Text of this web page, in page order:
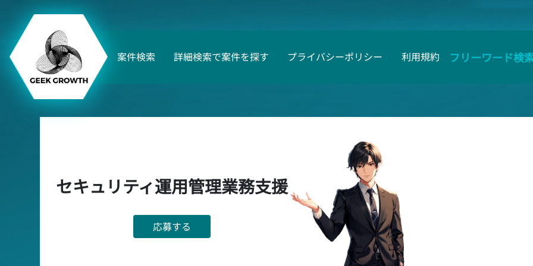
案件検索 詳細検索で案件を探す プライバシーポリシー 利用規約 フリーワード検
セキュリティ運用管理業務支援
応募する